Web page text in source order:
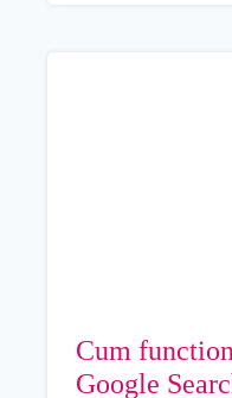
Cum
Google